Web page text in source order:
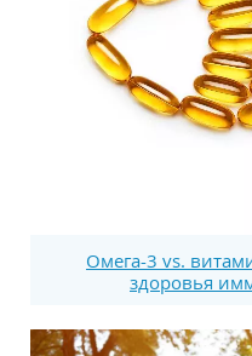
Омега-3 vs.
здоровья